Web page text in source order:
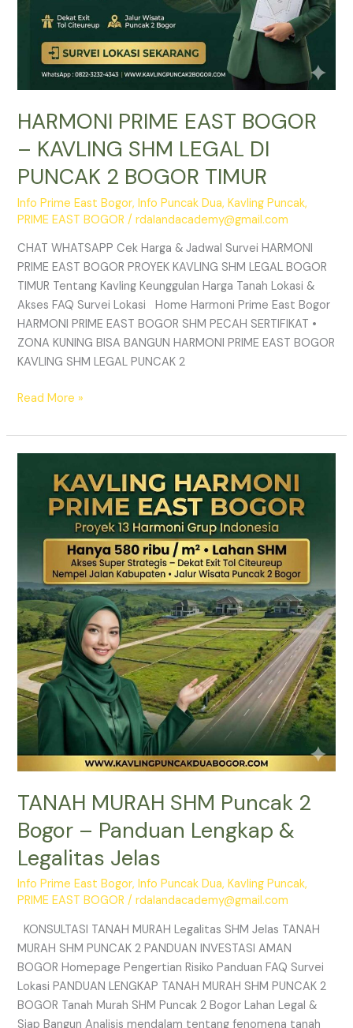
HARMONI PRIME EAST BOGOR
– KAVLING SHM LEGAL DI
PUNCAK 2 BOGOR TIMUR
Info Prime East Bogor,Info Puncak Dua,Kavling Puncak,
PRIME EAST BOGOR /rdalandacademy@gmail.com
CHAT WHATSAPP Cek Harga & Jadwal Survei HARMONI
PRIME EAST BOGOR PROYEK KAVLING SHM LEGAL BOGOR
TIMUR Tentang Kavling Keunggulan Harga Tanah Lokasi &
Akses FAQ Survei Lokasi Home Harmoni Prime East Bogor
HARMONI PRIME EAST BOGOR SHM PECAH SERTIFIKAT •
ZONA KUNING BISA BANGUN HARMONI PRIME EAST BOGOR
KAVLING SHM LEGAL PUNCAK 2
Read More »
TANAH MURAH SHM Puncak 2
Bogor – Panduan Lengkap &
Legalitas Jelas
Info Prime East Bogor,Info Puncak Dua,Kavling Puncak,
PRIME EAST BOGOR /rdalandacademy@gmail.com
KONSULTASI TANAH MURAH Legalitas SHM Jelas TANAH
MURAH SHM PUNCAK 2 PANDUAN INVESTASI AMAN
BOGOR Homepage Pengertian Risiko Panduan FAQ Survei
Lokasi PANDUAN LENGKAP TANAH MURAH SHM PUNCAK 2
BOGOR Tanah Murah SHM Puncak 2 Bogor Lahan Legal &
Siap Bangun Analisis mendalam tentang fenomena tanah
MURAH
Puncak
Panduan
Lengkap
&
Legalitas
Jelas